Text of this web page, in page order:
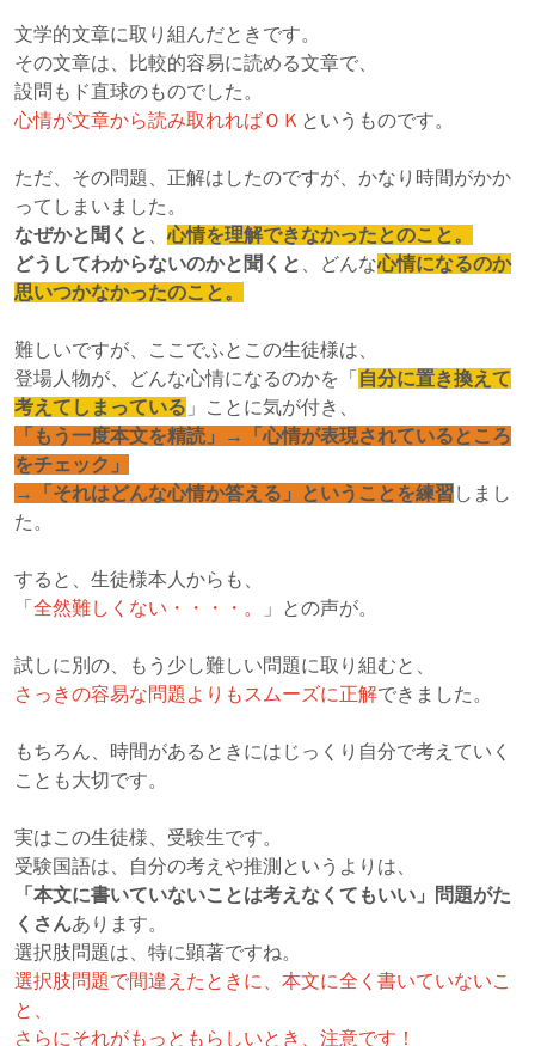
文学的文章に取り組んだときです。
その文章は、比較的容易に読める文章で、
設問もド直球のものでした。
心情が文章から読み取れればＯＫ というものです。
ただ、その問題、正解はしたのですが、かなり時間がかか
ってしまいました。
なぜかと聞くと
、心情を理解できなかったとのこと。
どうしてわからないのかと聞くと
、どんな心情になるのか
思いつかなかったのこと。
難しいですが、ここでふとこの生徒様は、
登場人物が、どんな心情になるのかを「 自分に置き換えて
考えてしまっている 」ことに気が付き、
「もう一度本文を精読」→「心情が表現されているところ
をチェック」
→「それはどんな心情か答える」ということを練習 しまし
た。
すると、生徒様本人からも、
「 全然難しくない・・・・。 」との声が。
試しに別の、もう少し難しい問題に取り組むと、
さっきの容易な問題よりもスムーズに正解できました。
もちろん、時間があるときにはじっくり自分で考えていく
ことも大切です。
実はこの生徒様、受験生です。
受験国語は、自分の考えや推測というよりは、
「本文に書いていないことは考えなくてもいい」問題がた
くさんあります。
選択肢問題は、特に顕著ですね。
選択肢問題で間違えたときに、本文に全く書いていないこ
と、
さらにそれがもっともらしいとき、注意です！